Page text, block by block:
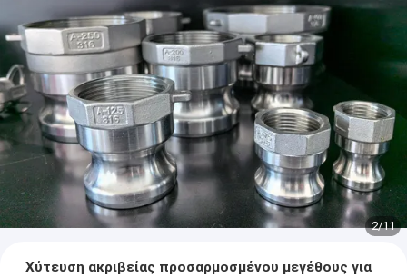
2/11
Χύτευση ακριβείας προσαρμοσμένου μεγέθους για